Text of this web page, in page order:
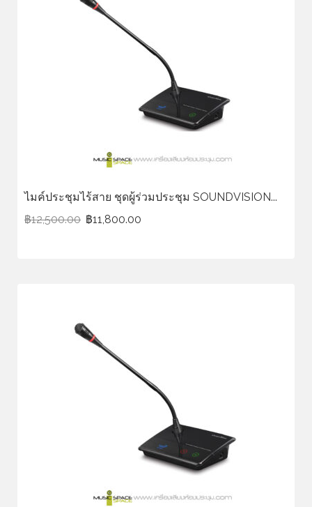
ไมค์ประชุมไร้สาย ชุดผู้ร่วมประชุม SOUNDVISION...
฿12,500.00 ฿11,800.00